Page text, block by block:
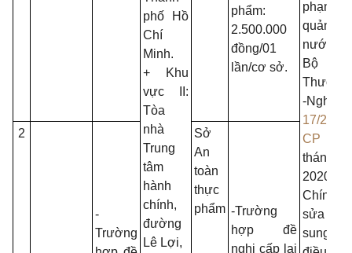
phố Hồ
Chí
Minh.
+ Khu
vực II:
Tòa
nhà
Trung
tâm
hành
chính,
đường
Lê Lợi,
phẩm:
2.500.000
đồng/01
lần/cơ sở.
quản lý
nước
Bộ
Thương;
-Nghị
17/
CP
tháng 2
2020
Chính
sửa
sung
2
-
Trường
Sở
An
toàn
thực
phẩm -Trường
hợp đề
nghị cấp lại